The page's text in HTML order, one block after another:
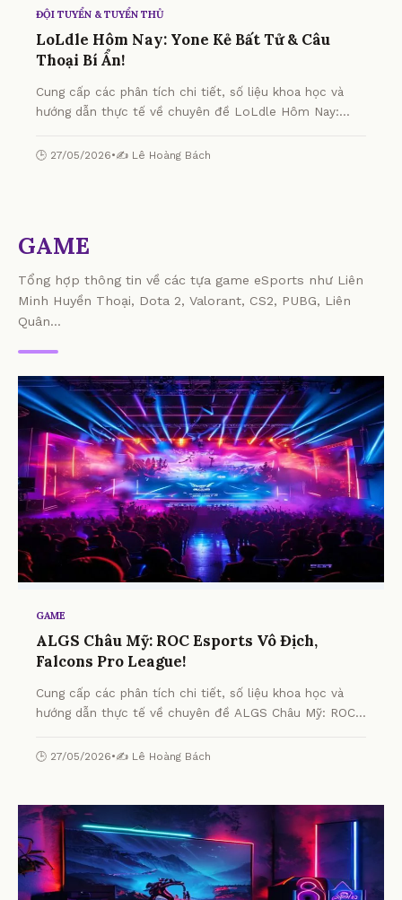
ĐỘI TUYỂN & TUYỂN THỦ
LoLdle Hôm Nay: Yone Kẻ Bất Tử & Câu
Thoại Bí Ẩn!
Cung cấp các phân tích chi tiết, số liệu khoa học và
hướng dẫn thực tế về chuyên đề LoLdle Hôm Nay:
🕒 27/05/2026•✍️ Lê Hoàng Bách
GAME
Tổng hợp thông tin về các tựa game eSports như Liên
Minh Huyền Thoại, Dota 2, Valorant, CS2, PUBG, Liên
Quân...
GAME
ALGS Châu Mỹ: ROC Esports Vô Địch,
Falcons Pro League!
Cung cấp các phân tích chi tiết, số liệu khoa học và
hướng dẫn thực tế về chuyên đề ALGS Châu Mỹ: ROC
🕒 27/05/2026•✍️ Lê Hoàng Bách